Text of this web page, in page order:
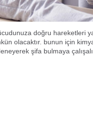
doğru hareketleri
olacaktır. bunun için
şifa bulmaya